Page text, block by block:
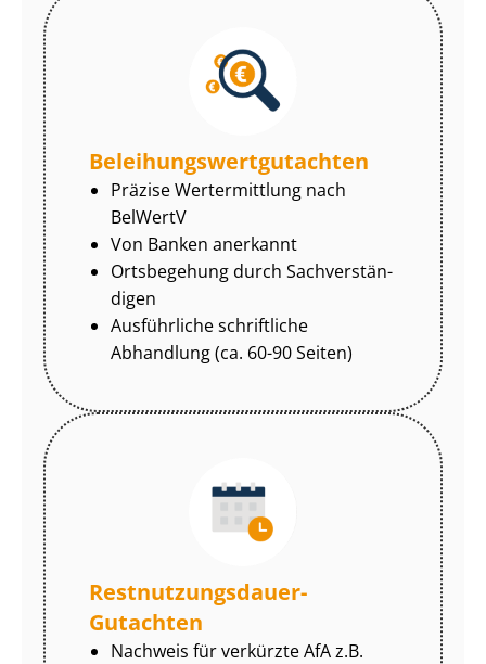
Be­lei­hungs­wert­gut­ach­ten
Präzise Wertermittlung nach
BelWertV
Von Banken anerkannt
Ortsbegehung durch Sach­ver­stän­
di­gen
Ausführliche schriftliche
Abhandlung (ca. 60-90 Seiten)
Rest­nut­zungs­dau­er-
Gutachten
Nachweis für verkürzte AfA z.B.